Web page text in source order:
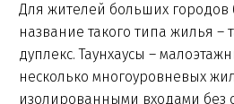
Для жителей больших
название такого типа жилья –
дуплекс. Таунхаусы –
несколько многоуровневых
изолированными входами без